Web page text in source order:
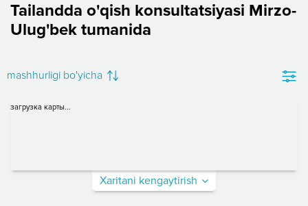
Tailandda o'qish konsultatsiyasi Mirzo-
Ulug'bek tumanida
mashhurligi bo'yicha
загрузка карты...
Xaritani kengaytirish